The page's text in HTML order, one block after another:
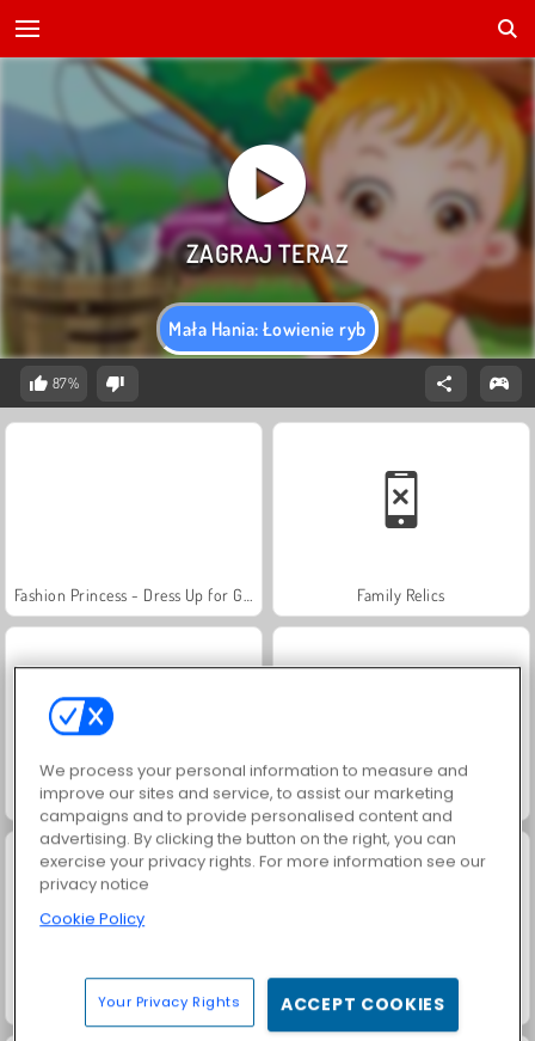
Mała Hania: Łowienie ryb
87%
Family Relics
Farm Merge Valley Jewel Garden Story
Masha and the Bear: Meadows Royal Story
We process your personal information to measure and
improve our sites and service, to assist our marketing
campaigns and to provide personalised content and
advertising. By clicking the button on the right, you can
exercise your privacy rights. For more information see our
privacy notice
Cookie Policy
Your Privacy Rights ACCEPT COOKIES